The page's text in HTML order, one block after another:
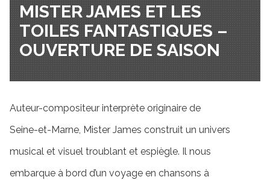
MISTER JAMES ET LES
TOILES FANTASTIQUES –
OUVERTURE DE SAISON
Auteur-compositeur interprète originaire de
Seine-et-Marne, Mister James construit un univers
musical et visuel troublant et espiègle. Il nous
embarque à bord d’un voyage en chansons à